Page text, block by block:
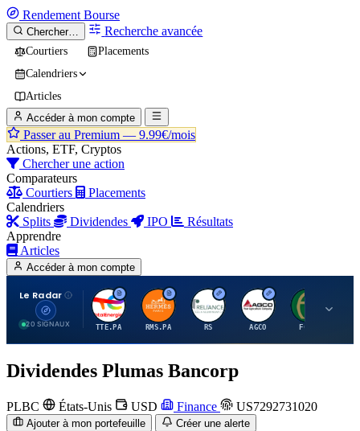
Rendement Bourse
Chercher… Recherche avancée
Courtiers
Placements
Calendriers
Articles
Accéder à mon compte
Passer au Premium — 9.99€/mois
Actions, ETF, Cryptos
Chercher une action
Comparateurs
Courtiers
Placements
Calendriers
Splits
Dividendes IPO
Résultats
Apprendre
Articles
Accéder à mon compte
Le Radar
20 SIGNAUX
T
TTE.PA
H
RMS.PA
R
RS
A
AGCO FCFS
Dividendes Plumas Bancorp
PLBC États-Unis USD Finance US7292731020
Ajouter à mon portefeuille Créer une alerte